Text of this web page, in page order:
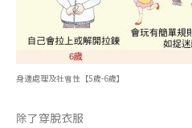
身邊處理及社會性【5歲-6歲】
除了穿脫衣服